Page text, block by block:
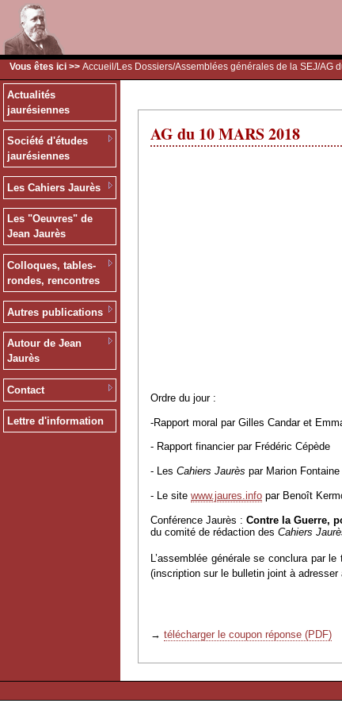
Vous êtes ici >> Accueil /Les Dossiers/Assemblées générales de la SEJ/AG
Actualités
jaurésiennes
Société d'études
jaurésiennes
Les Cahiers Jaurès
Les "Oeuvres" de
Jean Jaurès
Colloques, tables-
rondes, rencontres
Autres publications
Autour de Jean
Jaurès
Contact
Lettre d'information
AG du 10 MARS 2018
Ordre du jour :
-Rapport moral par Gilles Candar et
- Rapport financier par Frédéric Cépède
- Les Cahiers Jaurès par Marion Fontaine
- Le site www.jaures.info par Benoît
Conférence Jaurès : Contre la Guerre,
du comité de rédaction des Cahiers
L’assemblée générale se conclura par
(inscription sur le bulletin joint à adresser
→ télécharger le coupon réponse (PDF)